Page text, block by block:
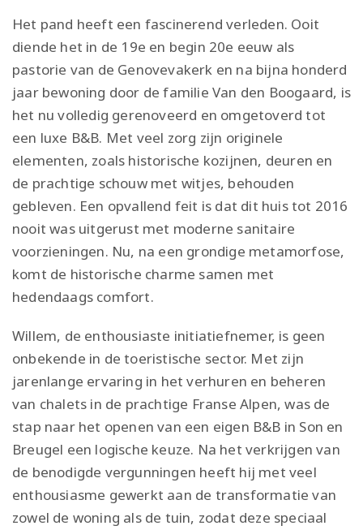
Het pand heeft een fascinerend verleden. Ooit
diende het in de 19e en begin 20e eeuw als
pastorie van de Genovevakerk en na bijna honderd
jaar bewoning door de familie Van den Boogaard, is
het nu volledig gerenoveerd en omgetoverd tot
een luxe B&B. Met veel zorg zijn originele
elementen, zoals historische kozijnen, deuren en
de prachtige schouw met witjes, behouden
gebleven. Een opvallend feit is dat dit huis tot 2016
nooit was uitgerust met moderne sanitaire
voorzieningen. Nu, na een grondige metamorfose,
komt de historische charme samen met
hedendaags comfort.
Willem, de enthousiaste initiatiefnemer, is geen
onbekende in de toeristische sector. Met zijn
jarenlange ervaring in het verhuren en beheren
van chalets in de prachtige Franse Alpen, was de
stap naar het openen van een eigen B&B in Son en
Breugel een logische keuze. Na het verkrijgen van
de benodigde vergunningen heeft hij met veel
enthousiasme gewerkt aan de transformatie van
zowel de woning als de tuin, zodat deze speciaal